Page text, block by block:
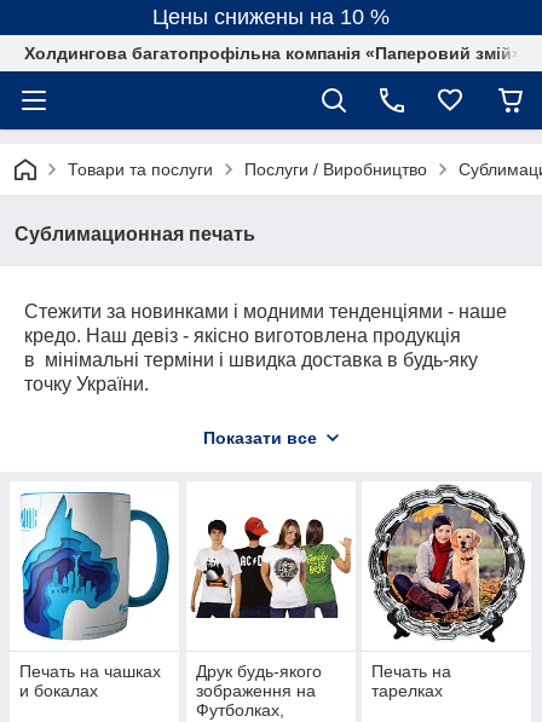
Цены снижены на 10 %
Холдингова багатопрофільна компанія «Паперовий змій»
Товари та послуги Послуги / Виробництво
Сублимационная печать
Стежити за новинками і модними тенденціями - наше
кредо. Наш девіз - якісно виготовлена продукція
в мінімальні терміни і швидка доставка в будь-яку
точку України.
надіслати свій дизайн і ми в найкоротші терміни
друкарської справи і не знаєте що таке макет, Ви
можете надати нам будь-яке зображення, фотографію,
напис або логотип і наші дизайнери оброблять його і
створять ексклюзивний дизайн на ваш розсуд.
Ми працюємо на найсучаснішому обладнанні і на
всіх заготовках обов'язково проводиться
пробний друк на передачу кольору і якість заливки.
Показати все
Печать на чашках
и бокалах
Друк будь-якого
зображення на
Футболках,
Печать на
тарелках